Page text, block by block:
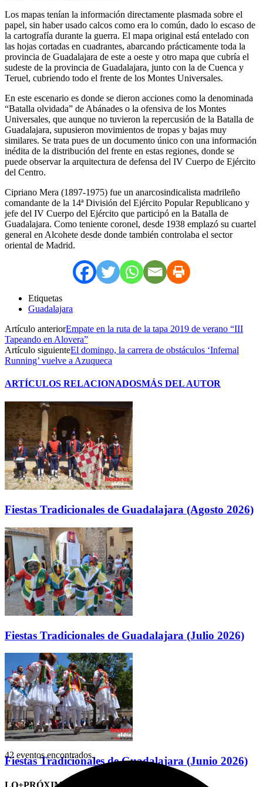
Los mapas tenían la información directamente plasmada sobre el
papel, sin haber usado calcos como era lo común, dado lo escaso de
la cartografía durante la guerra. El mapa original está entelado con
las hojas cortadas en cuadrantes, abarcando prácticamente toda la
provincia de Guadalajara de este a oeste y otro mapa que cubría el
sudeste de la provincia de Guadalajara, junto con la de Cuenca y
Teruel, cubriendo todo el frente de los Montes Universales.
En este escenario es donde se dieron acciones como la denominada
“Batalla olvidada” de Abánades o la ofensiva de los Montes
Universales, que aunque no tuvieron la repercusión de la Batalla de
Guadalajara, supusieron movimientos de tropas y bajas muy
similares. Se trata pues de un documento único con una información
inédita de la distribución del frente en estas regiones, donde se
puede observar la arquitectura de defensa del IV Cuerpo de Ejército
del Centro.
Cipriano Mera (1897-1975) fue un anarcosindicalista madrileño
comandante de la 14ª División del Ejército Popular Republicano y
jefe del IV Cuerpo del Ejército que participó en la Batalla de
Guadalajara. Como teniente coronel, desde 1938 emplazó su cuartel
general en Alcohete desde donde también controlaba el sector
oriental de Madrid.
Etiquetas
Guadalajara
Artículo anteriorEmpate en la ruta de la tapa 2019 de verano “III
Tapeando en Alovera”
Artículo siguienteEl domingo, la carrera de obstáculos ‘Infernal
Running’ vuelve a Azuqueca
ARTÍCULOS RELACIONADOSMÁS DEL AUTOR
Fiestas Tradicionales de Guadalajara (Agosto 2026)
Fiestas Tradicionales de Guadalajara (Julio 2026)
Fiestas Tradicionales de Guadalajara (Junio 2026)
42 eventos encontrados.